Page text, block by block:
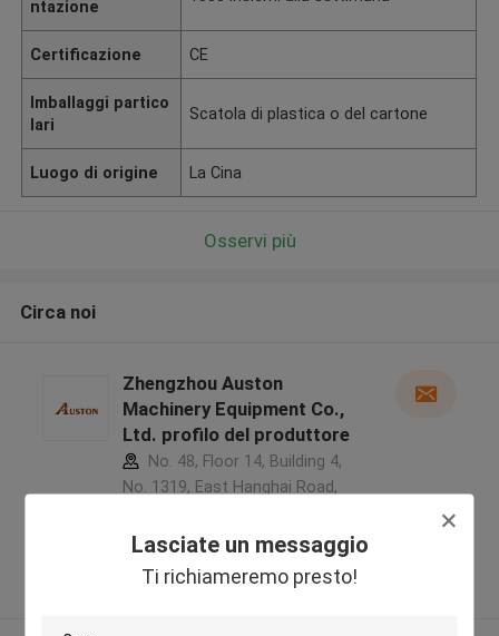
Lasciate un messaggio
Ti richiameremo presto!
ntazione
Certificazione CE
Imballaggi partico
lari
Scatola di plastica o del cartone
Luogo di origine La Cina
Osservi più
Circa noi
Zhengzhou Auston
Machinery Equipment Co.,
Ltd. profilo del produttore
No. 48, Floor 14, Building 4,
No. 1319, East Hanghai Road,
Free Trade Zone ,Porcellana
Fornitore verificato